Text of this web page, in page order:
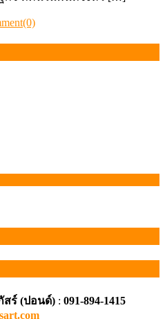
ร์ (ปอนด์) : 091-894-1415